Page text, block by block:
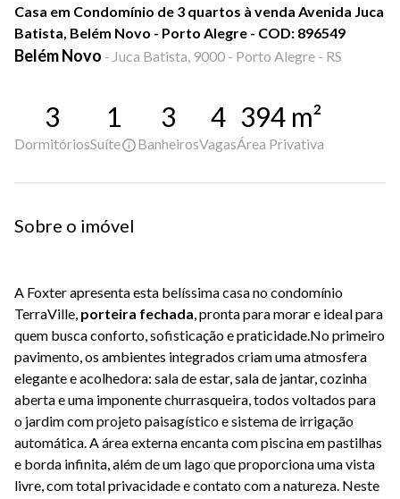
Casa em Condomínio de 3 quartos à venda Avenida Juca
Batista, Belém Novo - Porto Alegre - COD: 896549
Belém Novo - Juca Batista, 9000 - Porto Alegre - RS
3
Dormitórios
1
Suíte
3
Banheiros
4
Vagas
394 m²
Área Privativa
Sobre o imóvel
A Foxter apresenta esta belíssima casa no condomínio
TerraVille, porteira fechada, pronta para morar e ideal para
quem busca conforto, sofisticação e praticidade.No primeiro
pavimento, os ambientes integrados criam uma atmosfera
elegante e acolhedora: sala de estar, sala de jantar, cozinha
aberta e uma imponente churrasqueira, todos voltados para
o jardim com projeto paisagístico e sistema de irrigação
automática. A área externa encanta com piscina em pastilhas
e borda infinita, além de um lago que proporciona uma vista
livre, com total privacidade e contato com a natureza. Neste